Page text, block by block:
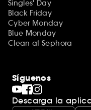
Singles' Day
Black Friday
Cyber Monday
Blue Monday
Clean at Sephora
Síguenos
Descarga la